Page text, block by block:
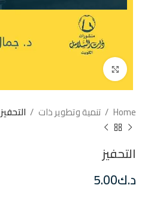
Home تنمية وتطوير ذات التحفيز
التحفيز
د.ك5.00